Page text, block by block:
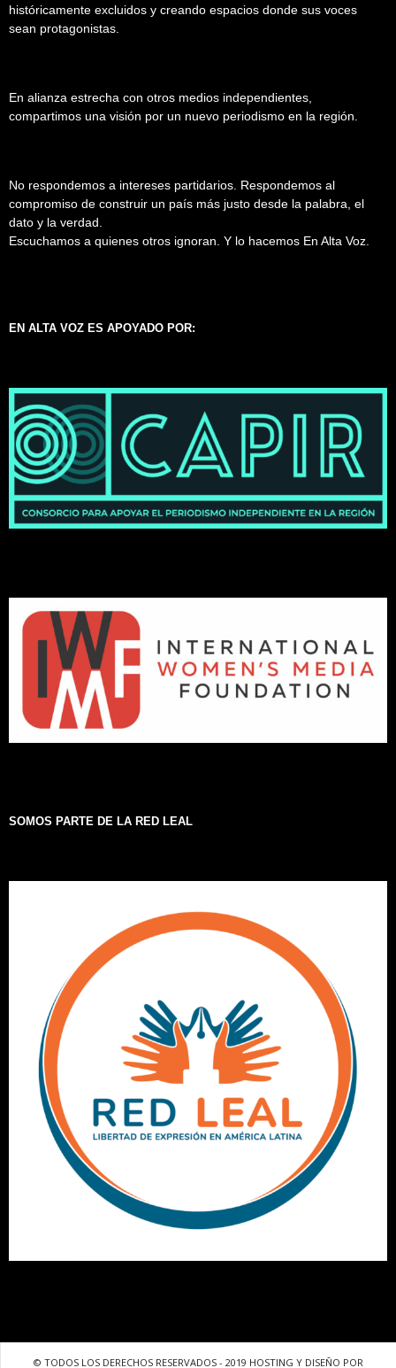
históricamente excluidos y creando espacios donde sus voces
sean protagonistas.
En alianza estrecha con otros medios independientes,
compartimos una visión por un nuevo periodismo en la región.
No respondemos a intereses partidarios. Respondemos al
compromiso de construir un país más justo desde la palabra, el
dato y la verdad.
Escuchamos a quienes otros ignoran. Y lo hacemos En Alta Voz.
EN ALTA VOZ ES APOYADO POR:
SOMOS PARTE DE LA RED LEAL
© TODOS LOS DERECHOS RESERVADOS - 2019 HOSTING Y DISEÑO POR